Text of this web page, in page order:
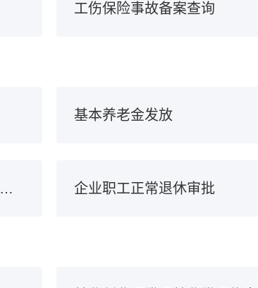
工伤保险事故备案查询
基本养老金发放
城镇企业职工养老保险参保个人基本信息变更 企业职工正常退休审批